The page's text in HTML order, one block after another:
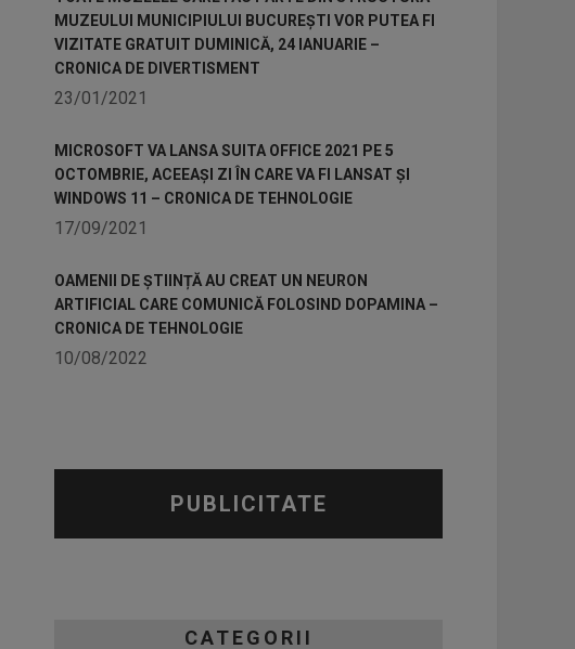
MUZEULUI MUNICIPIULUI BUCUREȘTI VOR PUTEA FI
VIZITATE GRATUIT DUMINICĂ, 24 IANUARIE –
CRONICA DE DIVERTISMENT
23/01/2021
MICROSOFT VA LANSA SUITA OFFICE 2021 PE 5
OCTOMBRIE, ACEEAȘI ZI ÎN CARE VA FI LANSAT ȘI
WINDOWS 11 – CRONICA DE TEHNOLOGIE
17/09/2021
OAMENII DE ȘTIINȚĂ AU CREAT UN NEURON
ARTIFICIAL CARE COMUNICĂ FOLOSIND DOPAMINA –
CRONICA DE TEHNOLOGIE
10/08/2022
PUBLICITATE
CATEGORII